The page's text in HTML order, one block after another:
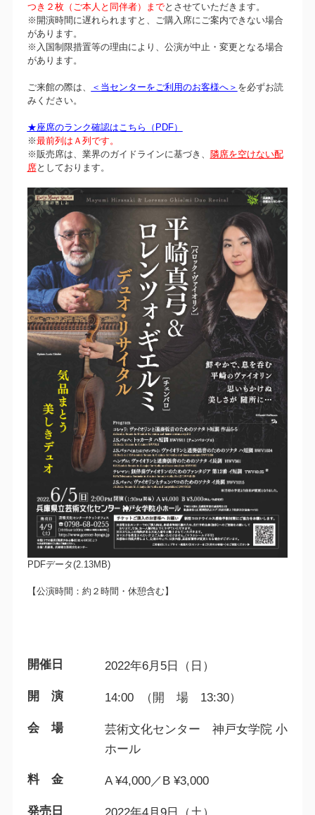
つき２枚（ご本人と同伴者）までとさせていただきます。
※開演時間に遅れられますと、ご購入席にご案内できない場合
があります。
※入国制限措置等の理由により、公演が中止・変更となる場合
があります。
ご来館の際は、 ＜当センターをご利用のお客様へ＞ を必ずお読
みください。
★座席のランク確認はこちら（PDF）
※最前列はＡ列です。
※販売席は、業界のガイドラインに基づき、 隣席を空けない配
席としております。
PDFデータ(2.13MB)
【公演時間：約２時間・休憩含む】
開催日 2022年6月5日（日）
開 演 14:00 （開 場 13:30）
会 場
芸術文化センター 神戸女学院 小
ホール
料 金 A ¥4,000／B ¥3,000
発売日